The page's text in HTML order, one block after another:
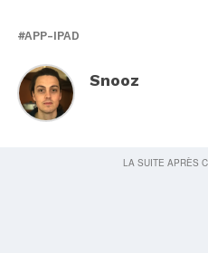
APP-IPAD
Snooz